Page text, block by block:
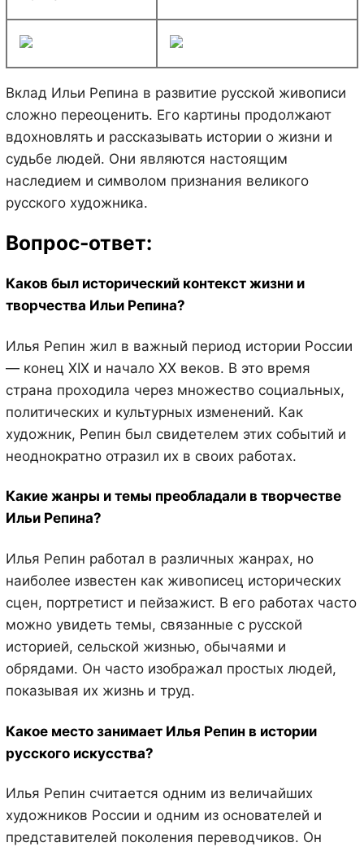
Вклад Ильи Репина в развитие русской живописи
сложно переоценить. Его картины продолжают
вдохновлять и рассказывать истории о жизни и
судьбе людей. Они являются настоящим
наследием и символом признания великого
русского художника.
Вопрос-ответ:
Каков был исторический контекст жизни и
творчества Ильи Репина?
Илья Репин жил в важный период истории России
— конец XIX и начало XX веков. В это время
страна проходила через множество социальных,
политических и культурных изменений. Как
художник, Репин был свидетелем этих событий и
неоднократно отразил их в своих работах.
Какие жанры и темы преобладали в творчестве
Ильи Репина?
Илья Репин работал в различных жанрах, но
наиболее известен как живописец исторических
сцен, портретист и пейзажист. В его работах часто
можно увидеть темы, связанные с русской
историей, сельской жизнью, обычаями и
обрядами. Он часто изображал простых людей,
показывая их жизнь и труд.
Какое место занимает Илья Репин в истории
русского искусства?
Илья Репин считается одним из величайших
художников России и одним из основателей и
представителей поколения переводчиков. Он